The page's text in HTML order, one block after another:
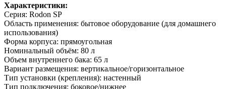
Характеристики:
Серия: Rodon SP
Область применения: бытовое оборудование (для домашнего
использования)
Форма корпуса: прямоугольная
Номинальный объём: 80 л
Объем внутреннего бака: 65 л
Вариант размещения: вертикальное/горизонтальное
Тип установки (крепления): настенный
Тип подключения: боковое/нижнее